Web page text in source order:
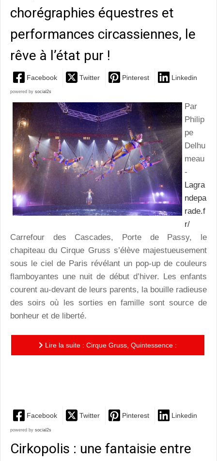
chorégraphies équestres et
performances circassiennes, le
rêve à l’état pur !
Facebook Twitter Pinterest Linkedin
powered by social2s
Par
Philip
pe
Delhu
meau
-
Lagra
ndepa
rade.f
r/
Carrefour des Cascades, Porte de Passy, le
chapiteau du Cirque Gruss s’élève majestueusement
sous le ciel de Paris révélant un pop-up de couleurs
flamboyantes une nuit de début d’hiver. Les enfants
courent au-devant de leurs parents, la bouille radieuse
des soirs où les sorties en famille sont source de
bonheur et de liberté.
Lire la suite : Cirque Gruss, Quintessence :
Facebook Twitter Pinterest Linkedin
powered by social2s
Cirkopolis : une fantaisie entre